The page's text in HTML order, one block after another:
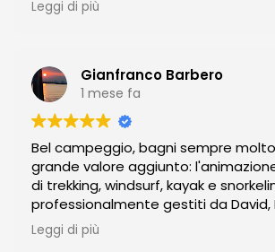
Platz vorhanden. Andere
Leggi di più
Gianfranco Barbero
1 mese fa
Bel campeggio, bagni sempre
grande valore aggiunto:
di trekking, windsurf, kayak e
professionalmente gestiti da David,
Andrea e Noemi. Tutte attività
prezzo!
Leggi di più